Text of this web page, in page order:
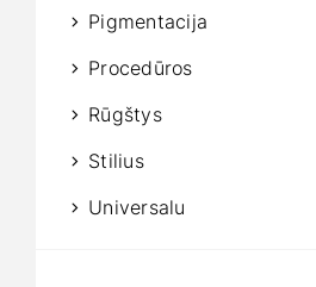
Pigmentacija
Procedūros
Rūgštys
Stilius
Universalu